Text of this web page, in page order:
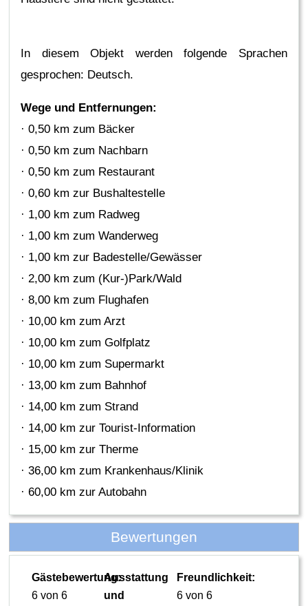
In diesem Objekt werden folgende Sprachen
gesprochen: Deutsch.
Wege und Entfernungen:
· 0,50 km zum Bäcker
· 0,50 km zum Nachbarn
· 0,50 km zum Restaurant
· 0,60 km zur Bushaltestelle
· 1,00 km zum Radweg
· 1,00 km zum Wanderweg
· 1,00 km zur Badestelle/Gewässer
· 2,00 km zum (Kur-)Park/Wald
· 8,00 km zum Flughafen
· 10,00 km zum Arzt
· 10,00 km zum Golfplatz
· 10,00 km zum Supermarkt
· 13,00 km zum Bahnhof
· 14,00 km zum Strand
· 14,00 km zur Tourist-Information
· 15,00 km zur Therme
· 36,00 km zum Krankenhaus/Klinik
· 60,00 km zur Autobahn
Bewertungen
Gästebewertung:
6 von 6
Ausstattung
und
Freundlichkeit:
6 von 6